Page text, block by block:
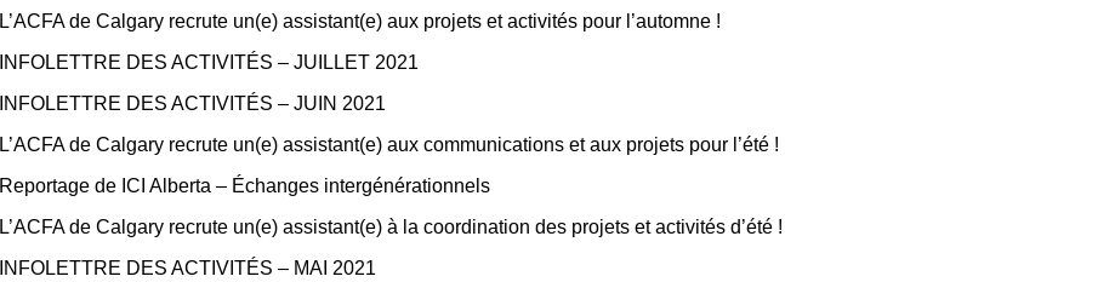
L’ACFA de Calgary recrute un(e) assistant(e) aux projets et activités pour l’automne !
INFOLETTRE DES ACTIVITÉS – JUILLET 2021
INFOLETTRE DES ACTIVITÉS – JUIN 2021
L’ACFA de Calgary recrute un(e) assistant(e) aux communications et aux projets pour l’été !
Reportage de ICI Alberta – Échanges intergénérationnels
L’ACFA de Calgary recrute un(e) assistant(e) à la coordination des projets et activités d’été !
INFOLETTRE DES ACTIVITÉS – MAI 2021